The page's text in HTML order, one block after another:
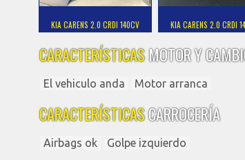
KIA CARENS 2.0 CRDI 140CV KIA CARENS 2.0 CRDI
CARACTERÍSTICASMOTOR Y
El vehiculo anda Motor arranca
CARACTERÍSTICASCARROCERÍA
Airbags ok Golpe izquierdo